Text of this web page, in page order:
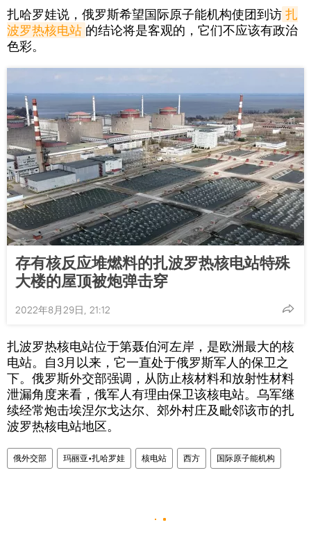
扎哈罗娃说，俄罗斯希望国际原子能机构使团到访 扎
波罗热核电站 的结论将是客观的，它们不应该有政治
色彩。
存有核反应堆燃料的扎波罗热核电站特殊
大楼的屋顶被炮弹击穿
2022年8月29日, 21:12
扎波罗热核电站位于第聂伯河左岸，是欧洲最大的核
电站。自3月以来，它一直处于俄罗斯军人的保卫之
下。俄罗斯外交部强调，从防止核材料和放射性材料
泄漏角度来看，俄军人有理由保卫该核电站。乌军继
续经常炮击埃涅尔戈达尔、郊外村庄及毗邻该市的扎
波罗热核电站地区。
俄外交部 玛丽亚•扎哈罗娃 核电站 西方 国际原子能机构